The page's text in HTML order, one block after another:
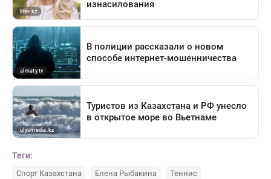
Теги:
Спорт Казахстана Елена Рыбакина
Теннис